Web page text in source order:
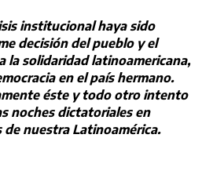
institucional haya sido
decisión del pueblo y el
la solidaridad latinoamericana,
en el país hermano.
éste y todo otro intento
noches dictatoriales en
de nuestra Latinoamérica.